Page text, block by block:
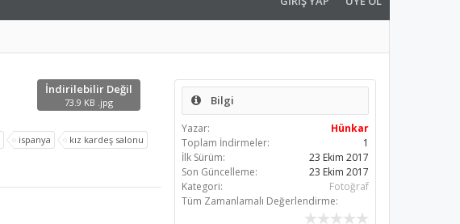
İndirilebilir Değil
73.9 KB .jpg
ispanya kız kardeş salonu
Bilgi
Yazar:
Hünkar
Toplam İndirmeler:
1
İlk Sürüm:
23 Ekim 2017
Son Güncelleme:
23 Ekim 2017
Kategori:
Fotoğraf
Tüm Zamanlamalı Değerlendirme: